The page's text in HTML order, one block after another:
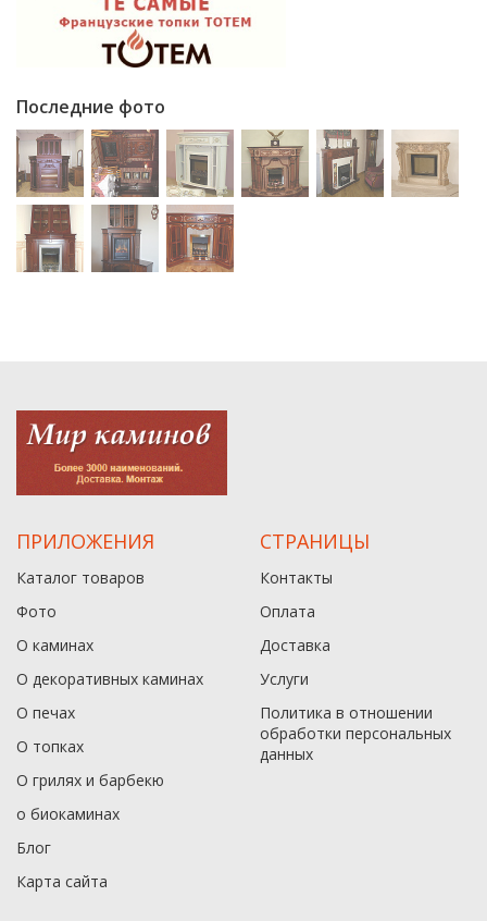
Последние фото
ПРИЛОЖЕНИЯ
Каталог товаров
Фото
О каминах
О декоративных каминах
О печах
О топках
О грилях и барбекю
о биокаминах
Блог
Карта сайта
СТРАНИЦЫ
Контакты
Оплата
Доставка
Услуги
Политика в отношении
обработки персональных
данныx